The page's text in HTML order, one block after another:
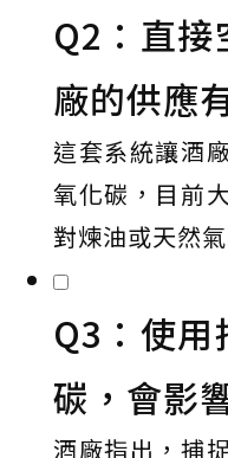
Q2：直
廠的供應
這套系統讓酒
氧化碳，目前
對煉油或天然
Q3：使
碳，會影
酒廠指出，捕